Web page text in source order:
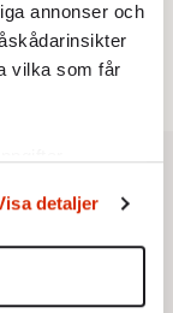
annonser och
vilka som får
när som
innehållet
detaljer
få ihop det